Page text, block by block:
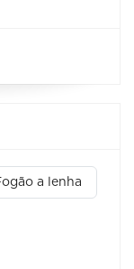
a lenha